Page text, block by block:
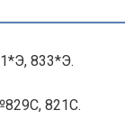
833*Э.
821С.